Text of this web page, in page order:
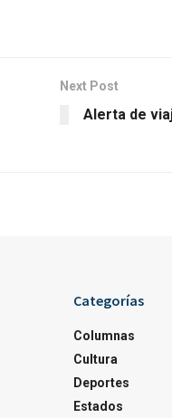
Next Post
Alerta de
Categorías
Columnas
Cultura
Deportes
Estados